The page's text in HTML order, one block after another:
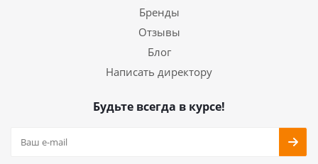
Бренды
Отзывы
Блог
Написать директору
Будьте всегда в курсе!